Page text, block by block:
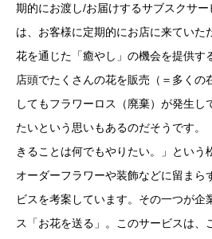
期的にお渡し/お届けするサブスクサ
は、お客様に定期的にお店に来ていた
花を通じた「癒やし」の機会を提供す
店頭でたくさんの花を販売（＝多くの
してもフラワーロス（廃棄）が発生し
たいという思いもあるのだそうです。
きることは何でもやりたい。」という
オーダーフラワーや装飾などに留まら
ビスを考案しています。その一つが企
ス「お花を送る」。このサービスは、